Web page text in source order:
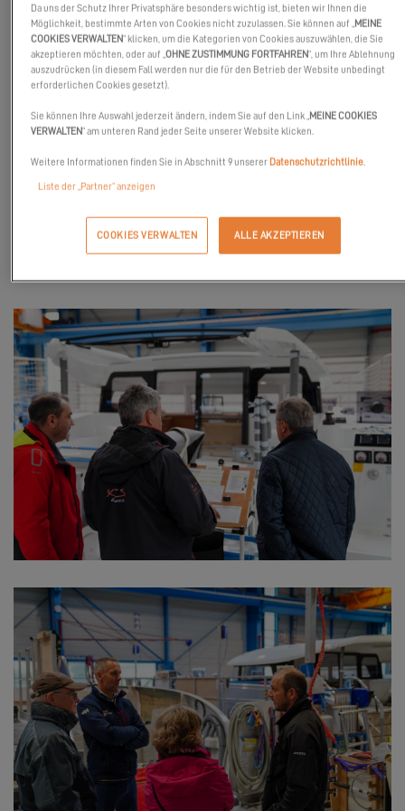
entdecken Sie eine Zusammenfassung dieses gemeinsamen
Tages in Bildern! Wir haben uns sehr gefreut, diesen Tag an Ihrer
Seite zu verbringen und über Ihre Projekte und Fragen zu
sprechen.
Produktionsstätten sowie dieExcess 14und dieExcess 11 zu
Bord unserer Excess 11 oder unserer Excess 14 zu gehen: wir
sehen Sie auf derInternational Multihull Boat Showin La Grande
Da uns der Schutz Ihrer Privatsphäre besonders wichtig ist, bieten wir Ihnen die
Möglichkeit, bestimmte Arten von Cookies nicht zuzulassen. Sie können auf „MEINE
COOKIES VERWALTEN“ klicken, um die Kategorien von Cookies auszuwählen, die Sie
akzeptieren möchten, oder auf „OHNE ZUSTIMMUNG FORTFAHREN“, um Ihre Ablehnung
auszudrücken (in diesem Fall werden nur die für den Betrieb der Website unbedingt
erforderlichen Cookies gesetzt).
Sie können Ihre Auswahl jederzeit ändern, indem Sie auf den Link „MEINE COOKIES
VERWALTEN“ am unteren Rand jeder Seite unserer Website klicken.
Weitere Informationen finden Sie in Abschnitt 9 unserer Datenschutzrichtlinie.
Liste der „Partner“ anzeigen
COOKIES VERWALTEN ALLE AKZEPTIEREN